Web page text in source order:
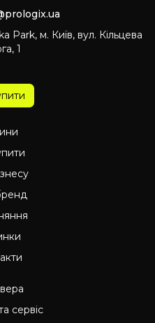
Park, м. Київ, вул. Кільцева
1
сервіс